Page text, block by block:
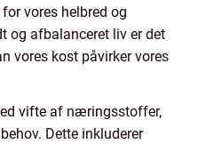
vores helbred og
og afbalanceret liv er det
vores kost påvirker vores
vifte af næringsstoffer,
Dette inkluderer